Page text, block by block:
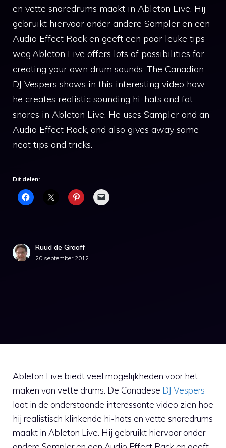
en vette snaredrums maakt in Ableton Live. Hij
gebruikt hiervoor onder andere Sampler en een
Audio Effect Rack en geeft een paar leuke tips
weg.Ableton Live offers lots of possibilities for
creating your own drum sounds. The Canadian
DJ Vespers shows in this interesting video how
he creates realistic sounding hi-hats and fat
snares in Ableton Live. He uses Sampler and an
Audio Effect Rack, and also gives away some
neat tips and tricks.
Dit delen:
Ruud de Graaff
20 september 2012
Ableton Live biedt veel mogelijkheden voor het
maken van vette drums. De Canadese DJ Vespers
laat in de onderstaande interessante video zien hoe
hij realistisch klinkende hi-hats en vette snaredrums
maakt in Ableton Live. Hij gebruikt hiervoor onder